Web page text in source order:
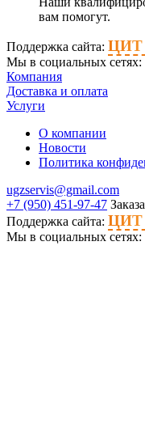
вам помогут.
Поддержка сайта: ЦИТ
Мы в социальных сетях:
Компания
Доставка и оплата
Услуги
О компании
Новости
Политика
ugzservis@gmail.com
+7 (950) 451-97-47
Поддержка сайта: ЦИТ
Мы в социальных сетях: